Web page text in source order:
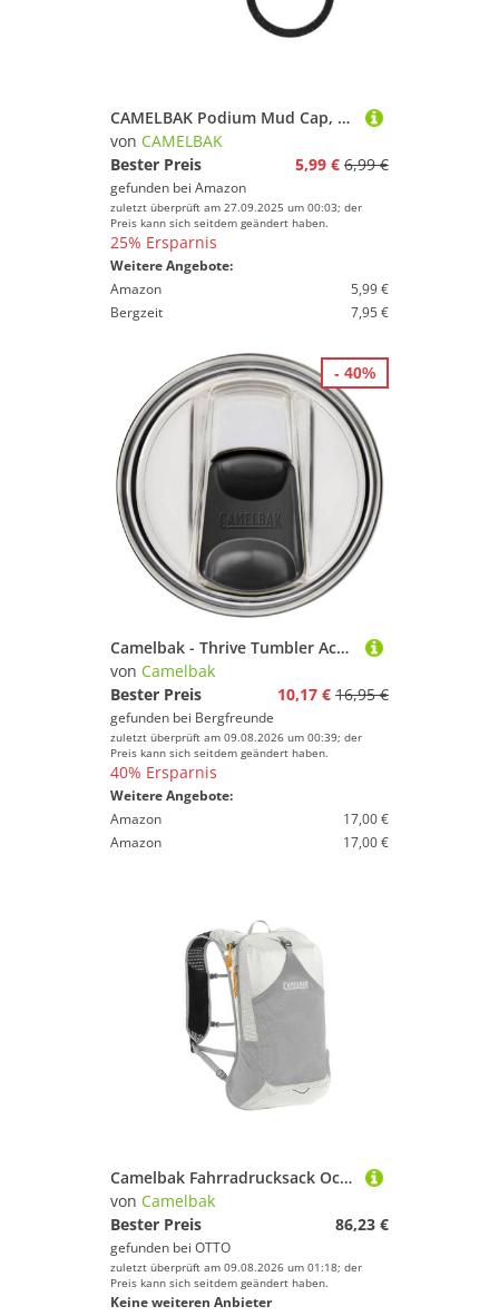
CAMELBAK Podium Mud Cap, Black Speckle – Fahrrad Trinkflasche Ersatzteile – kompatibel mit Podium Chill, Big Chill, Ice – sauberes Trinken – Black Speckle, Größe: OS
von CAMELBAK
Bester Preis
5,99 € 6,99 €
gefunden bei Amazon
zuletzt überprüft am 27.09.2025 um 00:03; der
Preis kann sich seitdem geändert haben.
25% Ersparnis
Weitere Angebote:
Amazon
5,99 €
Bergzeit
7,95 €
Camelbak - Thrive Tumbler Accessory Lid Gr Medium clear /schwarz
von Camelbak
Bester Preis
10,17 € 16,95 €
gefunden bei Bergfreunde
zuletzt überprüft am 09.08.2026 um 00:39; der
Preis kann sich seitdem geändert haben.
40% Ersparnis
Weitere Angebote:
Amazon
17,00 €
Amazon
17,00 €
- 40%
Camelbak Fahrradrucksack Octane 12 Trinkrucksack Wanderrucksack
von Camelbak
Bester Preis
86,23 €
gefunden bei OTTO
zuletzt überprüft am 09.08.2026 um 01:18; der
Preis kann sich seitdem geändert haben.
Keine weiteren Anbieter